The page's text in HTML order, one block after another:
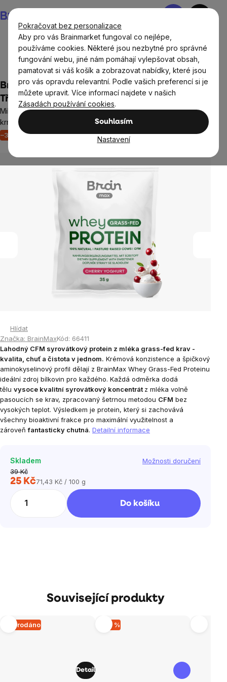
Pokračovat bez personalizace
Aby pro vás Brainmarket fungoval co nejlépe,
používáme cookies. Některé jsou nezbytné pro správné
fungování webu, jiné nám pomáhají vylepšovat obsah,
pamatovat si váš košík a zobrazovat nabídky, které jsou
pro vás opravdu relevantní. Podle vašich preferencí si je
můžete upravit. Více informací najdete v našich
Zásadách používání cookies.
Souhlasím
Nastavení
na
obsah
Nákupní
BrainMax® Vzorky
BrainMax Grass-fed Whey Protein,
Třešňový jogurt, 35 g, VZOREK
Mikrofiltrovaný nedenaturovaný protein z mléka krav
krmených trávou, doplněk stravy
–35 % RegeneraceVýživa svalů
Průměrné
produktu
je
5,0
z
5
1 hodnocení
Hlídat
Značka: BrainMaxKód: 66411
Lahodný CFM syrovátkový protein z mléka grass-fed krav -
kvalita, chuť a čistota v jednom. Krémová konzistence a špičkový
aminokyselinový profil dělají z BrainMax Whey Grass-Fed Proteinu
ideální zdroj bílkovin pro každého. Každá odměrka dodá
tělu vysoce kvalitní syrovátkový koncentrát z mléka volně
pasoucích se krav, zpracovaný šetrnou metodou CFM bez
vysokých teplot. Výsledkem je protein, který si zachovává
všechny bioaktivní frakce pro maximální využitelnost a
zároveňfantasticky chutná. Detailní informace
Skladem
Možnosti doručení
39 Kč
25 KčMěrná
71,43 Kč / 100 g
Do košíku
Související produkty
Vyprodáno
Detail
–30 %